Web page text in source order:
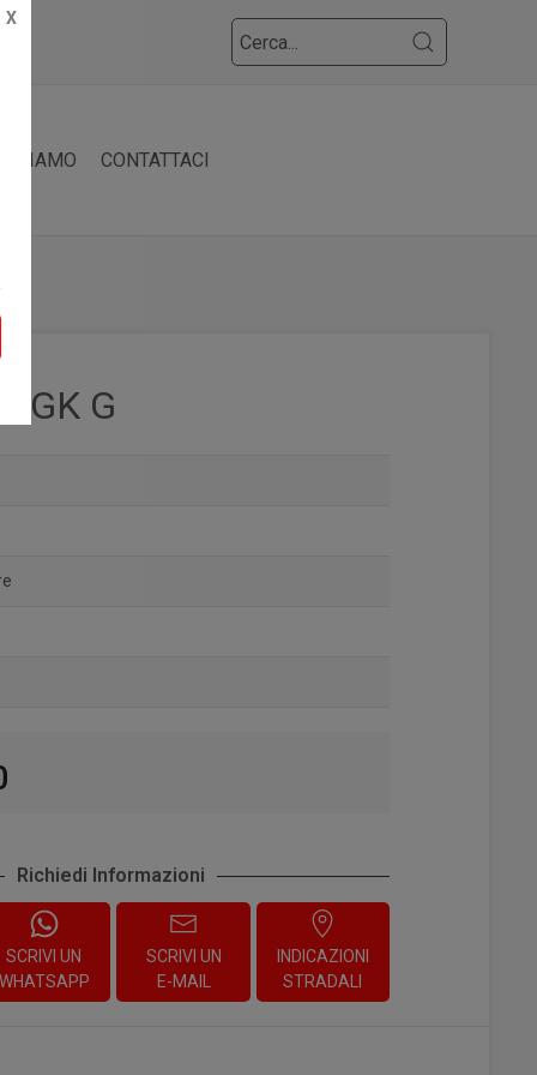
X
SIAMO CONTATTACI
GK G
Richiedi Informazioni
SCRIVI UN
SCRIVI UN
E-MAIL
INDICAZIONI
STRADALI